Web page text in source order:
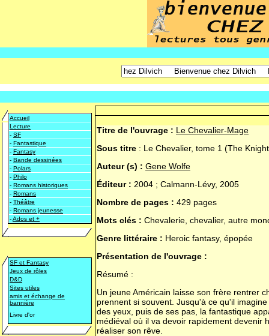
Accueil
Lecture
- SF
- Fantastique
- Fantasy
- Bande dessinées
- Polars
- Philo
- Romans historiques
- Romans
- Théâtre
- Romans jeunesse
-Ados et +
SF et Fantasy
Jeux de rôles
D&D
Sites utiles
amis et échange de
bannière
Livre d'or
Titre de l'ouvrage : Le Chevalier-Mage
Sous titre : Le Chevalier, tome 1 (The
Auteur (s) : Gene Wolfe
Éditeur : 2004 ; Calmann-Lévy, 2005
Nombre de pages : 429 pages
Mots clés : Chevalerie, chevalier, autre
Genre littéraire : Heroic fantasy, épopée
Présentation de l'ouvrage :
Résumé :
Un jeune Américain laisse son frère rentrer
prennent si souvent. Jusqu'à ce qu'il
des yeux, puis de ses pas, la fantastique
médiéval où il va devoir rapidement devenir
réaliser son rêve.